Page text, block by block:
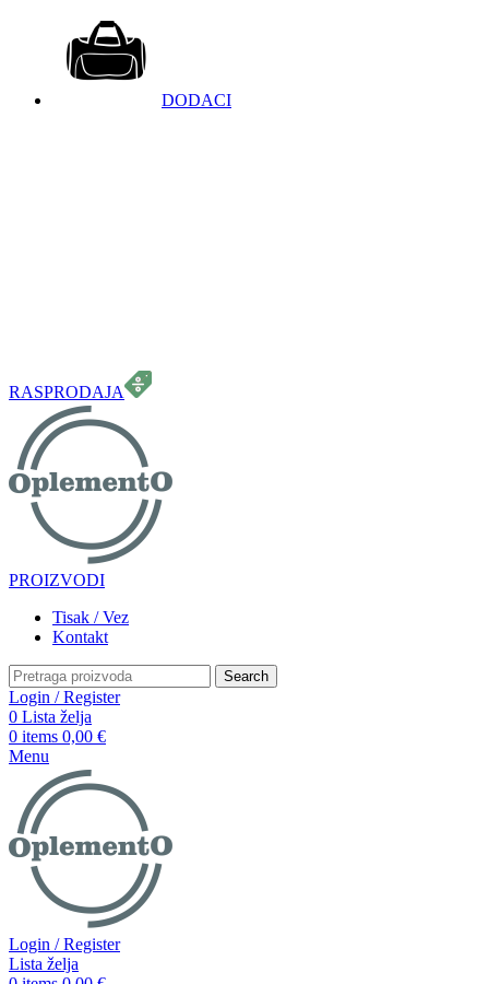
DODACI
RASPRODAJA
PROIZVODI
Tisak / Vez
Kontakt
Search
Login / Register
0 Lista želja
0 items 0,00 €
Menu
Login / Register
Lista želja